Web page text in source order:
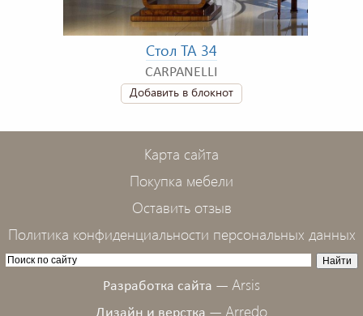
Стол TA 34
CARPANELLI
Добавить в блокнот
Карта сайта
Покупка мебели
Оставить отзыв
Политика конфиденциальности персональных данных
Разработка сайта — Arsis
Arredo